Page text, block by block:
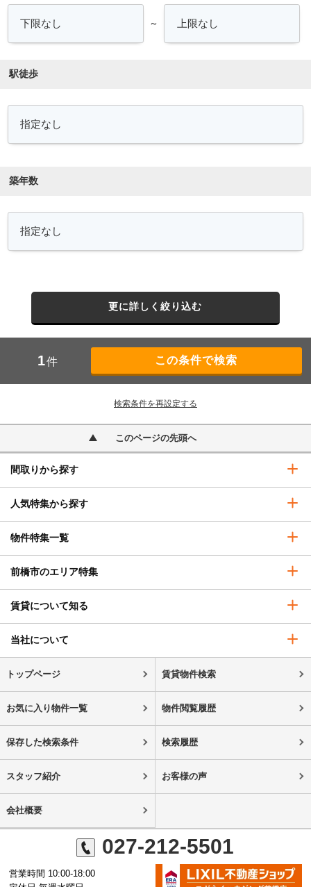
～
駅徒歩
築年数
更に詳しく絞り込む
1件
検索条件を再設定する
このページの先頭へ
間取りから探す
人気特集から探す
物件特集一覧
前橋市のエリア特集
賃貸について知る
当社について
トップページ 賃貸物件検索
お気に入り物件一覧 物件閲覧履歴
保存した検索条件 検索履歴
スタッフ紹介 お客様の声
会社概要
027-212-5501
営業時間 10:00-18:00